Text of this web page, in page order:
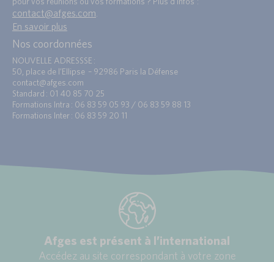
contact@afges.com
En savoir plus
Nos coordonnées
NOUVELLE ADRESSSE :
50, place de l’Ellipse – 92986 Paris la Défense
contact@afges.com
Standard : 01 40 85 70 25
Formations Intra : 06 83 59 05 93 / 06 83 59 88 13
Formations Inter : 06 83 59 20 11
Afges est présent à l’international
Accédez au site correspondant à votre zone